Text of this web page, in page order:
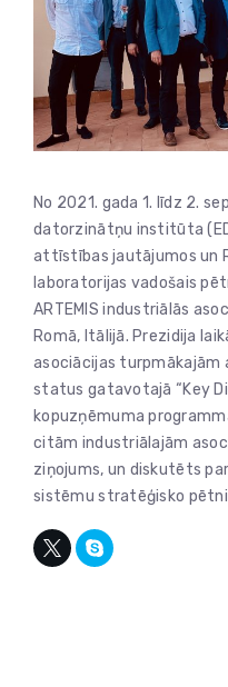
No 2021. gada 1. līdz 2.
datorzinātņu institūta
attīstības jautājumos un
laboratorijas vadošais
ARTEMIS industriālās
Romā, Itālijā. Prezidija
asociācijas
status gatavotajā “Key
kopuzņēmuma
citām industriālajām
ziņojums, un diskutēts
sistēmu stratēģisko